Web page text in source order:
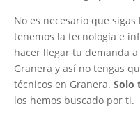
No es necesario que
tenemos la tecnología e
hacer llegar tu demanda
Granera y así no tengas
técnicos en Granera. Solo
los hemos buscado por ti.